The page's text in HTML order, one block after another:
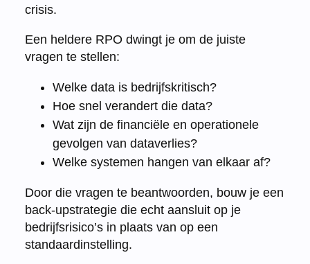
crisis.
Een heldere RPO dwingt je om de juiste
vragen te stellen:
Welke data is bedrijfskritisch?
Hoe snel verandert die data?
Wat zijn de financiële en operationele
gevolgen van dataverlies?
Welke systemen hangen van elkaar af?
Door die vragen te beantwoorden, bouw je een
back-upstrategie die echt aansluit op je
bedrijfsrisico’s in plaats van op een
standaardinstelling.